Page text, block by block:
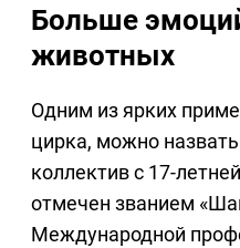
Больше
животных
Одним из ярких
цирка, можно назвать
коллектив с 17-
отмечен званием
Международной